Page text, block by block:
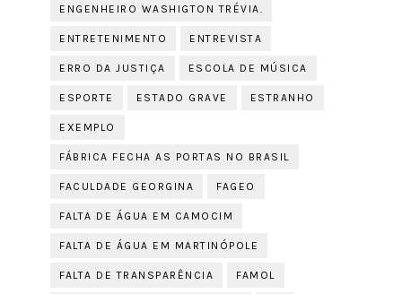
ENGENHEIRO WASHIGTON TRÉVIA.
ENTRETENIMENTO ENTREVISTA
ERRO DA JUSTIÇA ESCOLA DE MÚSICA
ESPORTE ESTADO GRAVE ESTRANHO
EXEMPLO
FÁBRICA FECHA AS PORTAS NO BRASIL
FACULDADE GEORGINA FAGEO
FALTA DE ÁGUA EM CAMOCIM
FALTA DE ÁGUA EM MARTINÓPOLE
FALTA DE TRANSPARÊNCIA FAMOL